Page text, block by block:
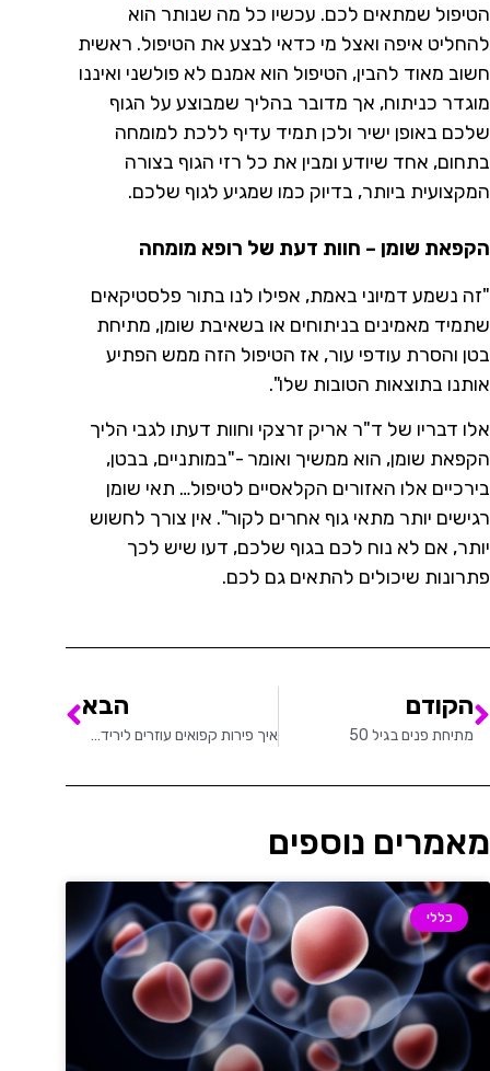
הטיפול שמתאים לכם. עכשיו כל מה שנותר הוא
להחליט איפה ואצל מי כדאי לבצע את הטיפול. ראשית
חשוב מאוד להבין, הטיפול הוא אמנם לא פולשני ואיננו
מוגדר כניתוח, אך מדובר בהליך שמבוצע על הגוף
שלכם באופן ישיר ולכן תמיד עדיף ללכת למומחה
בתחום, אחד שיודע ומבין את כל רזי הגוף בצורה
המקצועית ביותר, בדיוק כמו שמגיע לגוף שלכם.
הקפאת שומן – חוות דעת של רופא מומחה
"זה נשמע דמיוני באמת, אפילו לנו בתור פלסטיקאים
שתמיד מאמינים בניתוחים או בשאיבת שומן, מתיחת
בטן והסרת עודפי עור, אז הטיפול הזה ממש הפתיע
אותנו בתוצאות הטובות שלו".
אלו דבריו של ד"ר אריק זרצקי וחוות דעתו לגבי הליך
הקפאת שומן, הוא ממשיך ואומר -"במותניים, בבטן,
בירכיים אלו האזורים הקלאסיים לטיפול… תאי שומן
רגישים יותר מתאי גוף אחרים לקור". אין צורך לחשוש
יותר, אם לא נוח לכם בגוף שלכם, דעו שיש לכך
פתרונות שיכולים להתאים גם לכם.
הקודם
מתיחת פנים בגיל 50
הבא
איך פירות קפואים עוזרים לירידה במשקל?
מאמרים נוספים
כללי